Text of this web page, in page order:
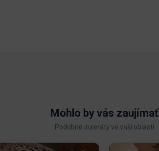
Mohlo by vás zaujímať
Podobné inzeráty ve vaší oblasti